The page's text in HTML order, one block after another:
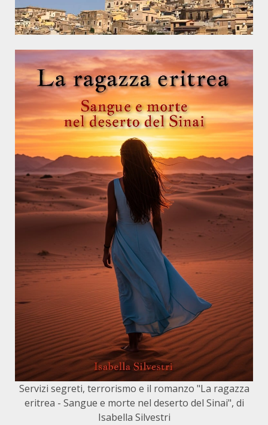
Servizi segreti, terrorismo e il romanzo "La ragazza
eritrea - Sangue e morte nel deserto del Sinai", di
Isabella Silvestri